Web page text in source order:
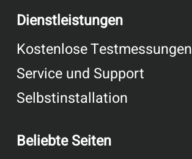
Dienstleistungen
Kostenlose Testmessungen
Service und Support
Selbstinstallation
Beliebte Seiten